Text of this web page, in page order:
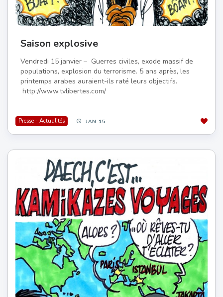
Saison explosive
Vendredi 15 janvier – Guerres civiles, exode massif de
populations, explosion du terrorisme. 5 ans après, les
printemps arabes auraient-ils raté leurs objectifs.
http://www.tvlibertes.com/
Presse - Actualités JAN 15